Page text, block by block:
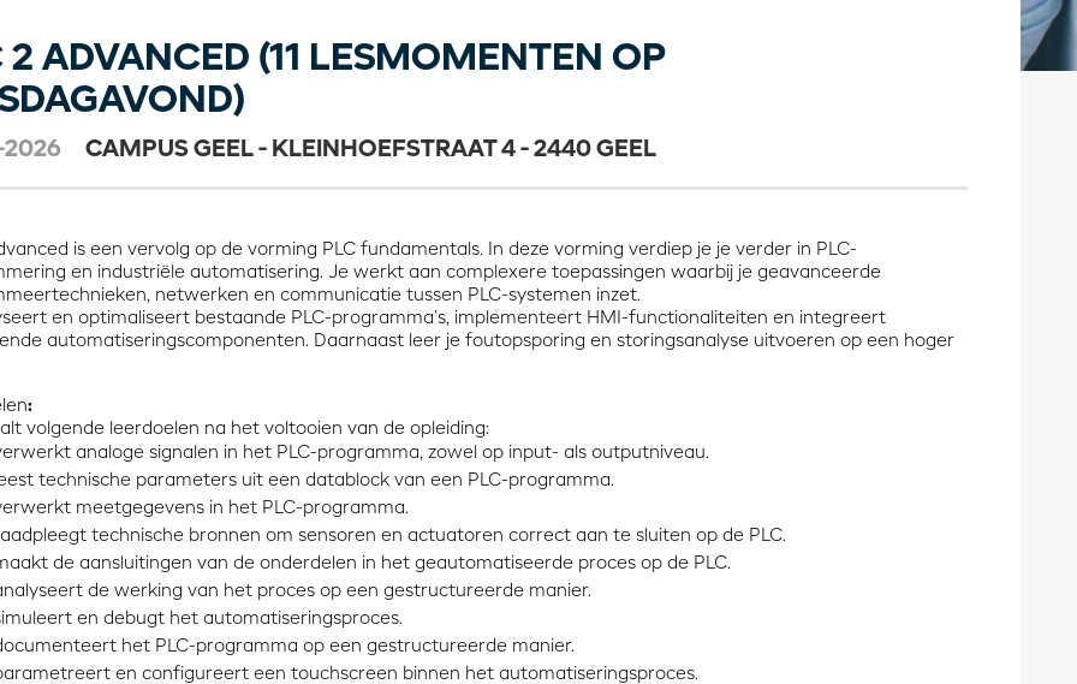
2 ADVANCED (11 LESMOMENTEN OP
CAMPUS GEEL - KLEINHOEFSTRAAT 4 - 2440 GEEL
is een vervolg op de vorming PLC fundamentals. In deze vorming verdiep je je verder in PLC-
en industriële automatisering. Je werkt aan complexere toepassingen waarbij je geavanceerde
netwerken en communicatie tussen PLC-systemen inzet.
en optimaliseert bestaande PLC-programma’s, implementeert HMI-functionaliteiten en integreert
automatiseringscomponenten. Daarnaast leer je foutopsporing en storingsanalyse uitvoeren op een hoger
:
volgende leerdoelen na het voltooien van de opleiding:
analoge signalen in het PLC-programma, zowel op input- als outputniveau.
technische parameters uit een datablock van een PLC-programma.
meetgegevens in het PLC-programma.
technische bronnen om sensoren en actuatoren correct aan te sluiten op de PLC.
de aansluitingen van de onderdelen in het geautomatiseerde proces op de PLC.
de werking van het proces op een gestructureerde manier.
en debugt het automatiseringsproces.
het PLC-programma op een gestructureerde manier.
en configureert een touchscreen binnen het automatiseringsproces.